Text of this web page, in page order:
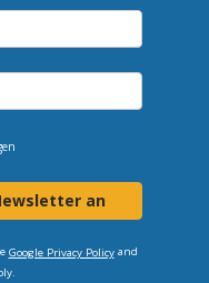
an
Google Privacy Policyand